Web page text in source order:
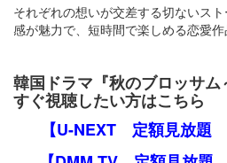
それぞれの想いが交差する切ないス
感が魅力で、短時間で楽しめる恋愛作
韓国ドラマ『秋のブロッサ
すぐ視聴したい方はこちら
【U-NEXT 定額見放題